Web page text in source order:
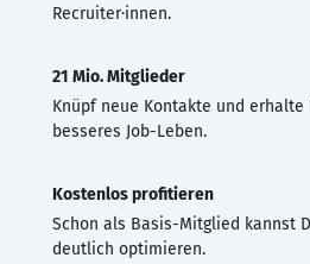
Recruiter·innen.
21 Mio. Mitglieder
Knüpf neue Kontakte und
besseres Job-Leben.
Kostenlos profitieren
Schon als Basis-Mitglied kannst
deutlich optimieren.